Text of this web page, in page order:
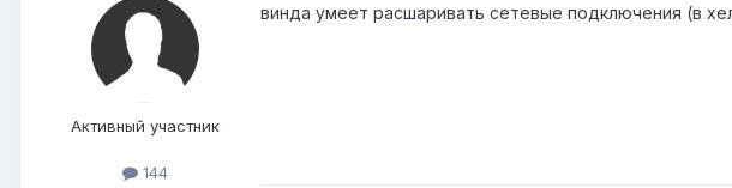
Активный участник
144
винда умеет расшаривать сетевые подключения (в